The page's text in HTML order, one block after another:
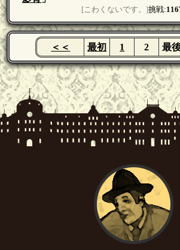
挑戦:
[こわくないです。]
＜＜ 最初 1 2 最